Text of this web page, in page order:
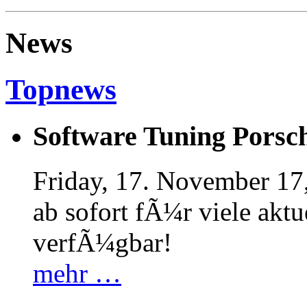
News
Topnews
Software Tuning
Friday, 17. November
ab sofort fÃ¼r viele
verfÃ¼gbar!
mehr …